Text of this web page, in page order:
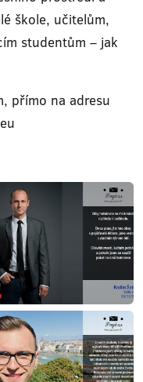
škole, učitelům,
studentům – jak
přímo na adresu